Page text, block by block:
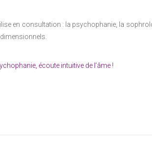
en consultation : la psychophanie, la
écoute intuitive de l’âme !